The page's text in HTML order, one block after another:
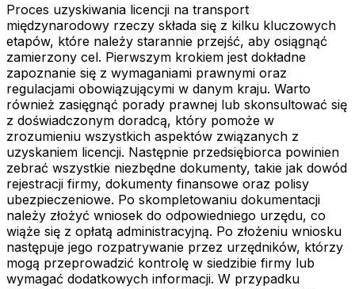
Proces uzyskiwania licencji na transport
międzynarodowy rzeczy składa się z kilku kluczowych
etapów, które należy starannie przejść, aby osiągnąć
zamierzony cel. Pierwszym krokiem jest dokładne
zapoznanie się z wymaganiami prawnymi oraz
regulacjami obowiązującymi w danym kraju. Warto
również zasięgnąć porady prawnej lub skonsultować się
z doświadczonym doradcą, który pomoże w
zrozumieniu wszystkich aspektów związanych z
uzyskaniem licencji. Następnie przedsiębiorca powinien
zebrać wszystkie niezbędne dokumenty, takie jak dowód
rejestracji firmy, dokumenty finansowe oraz polisy
ubezpieczeniowe. Po skompletowaniu dokumentacji
należy złożyć wniosek do odpowiedniego urzędu, co
wiąże się z opłatą administracyjną. Po złożeniu wniosku
następuje jego rozpatrywanie przez urzędników, którzy
mogą przeprowadzić kontrolę w siedzibie firmy lub
wymagać dodatkowych informacji. W przypadku